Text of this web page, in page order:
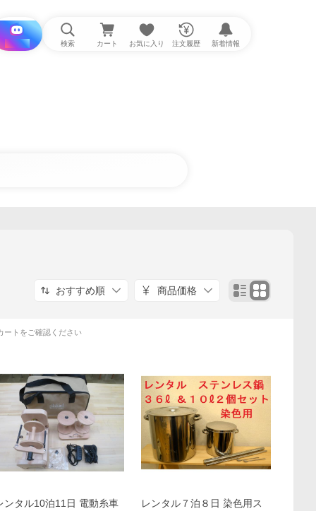
i と探す 検索 カート お気に入り 注文履歴 新着情報
おすすめ順 商品価格
ートをご確認ください
ンタル10泊11日 電動糸車
レンタル７泊８日 染色用ス